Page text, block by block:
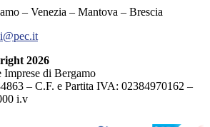
– Venezia – Mantova – Brescia
2026
Imprese di Bergamo
– C.F. e Partita IVA: 02384970162 –
i.v